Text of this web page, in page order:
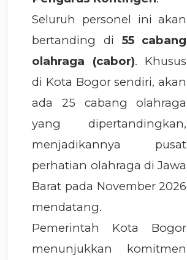
Seluruh personel ini akan
bertanding di 55 cabang
olahraga (cabor). Khusus
di Kota Bogor sendiri, akan
ada 25 cabang olahraga
yang dipertandingkan,
menjadikannya pusat
perhatian olahraga di Jawa
Barat pada November 2026
mendatang.
Pemerintah Kota Bogor
menunjukkan komitmen